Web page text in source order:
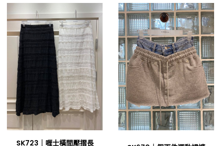
SK723｜喱士橫間壓摺長